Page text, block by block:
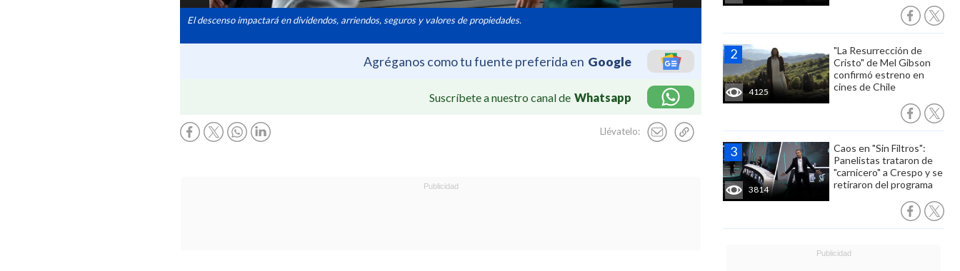
El descenso impactará en dividendos, arriendos, seguros y valores de propiedades.
Agréganos como tu fuente preferida en Google
Suscríbete a nuestro canal de Whatsapp
Llévatelo:
4125
"La Resurrección de
Cristo" de Mel Gibson
confirmó estreno en
cines de Chile
3814
Caos en "Sin Filtros":
Panelistas trataron de
"carnicero" a Crespo y se
retiraron del programa